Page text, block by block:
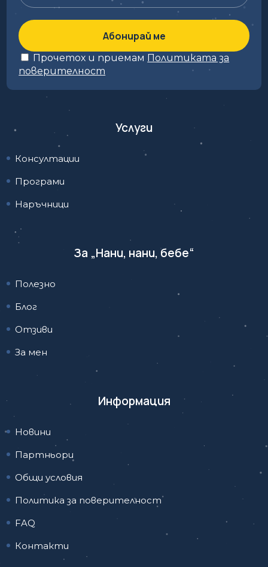
Прочетох и приемам Политиката за
поверителност
Услуги
Консултации
Програми
Наръчници
За „Нани, нани, бебе“
Полезно
Блог
Отзиви
За мен
Информация
Новини
Партньори
Общи условия
Политика за поверителност
FAQ
Контакти